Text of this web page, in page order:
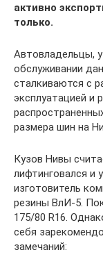
активно
только.
Автовладельцы,
обслуживании
сталкиваются с
эксплуатацией и
размера шин на
Кузов Нивы
лифтинговался и
изготовитель
резины ВлИ-5.
175/80 R16.
себя
замечаний: